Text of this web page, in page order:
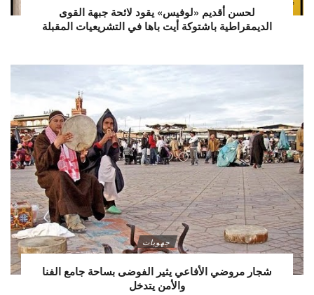
لحسن أقديم «لوفيس» يقود لائحة جبهة القوى
الديمقراطية باشتوكة أيت باها في التشريعيات المقبلة
جهويات
شجار مروضي الأفاعي يثير الفوضى بساحة جامع الفنا
والأمن يتدخل